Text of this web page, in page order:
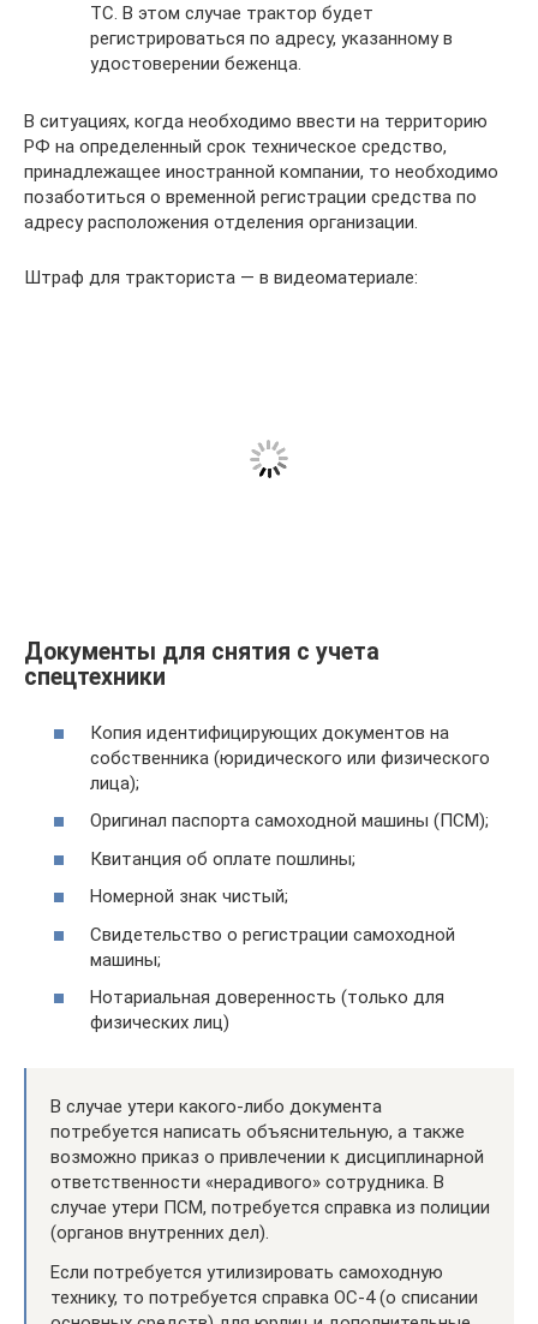
ТС. В этом случае трактор будет
регистрироваться по адресу, указанному в
удостоверении беженца.
В ситуациях, когда необходимо ввести на территорию
РФ на определенный срок техническое средство,
принадлежащее иностранной компании, то необходимо
позаботиться о временной регистрации средства по
адресу расположения отделения организации.
Штраф для тракториста — в видеоматериале:
Документы для снятия с учета
спецтехники
Копия идентифицирующих документов на
собственника (юридического или физического
лица);
Оригинал паспорта самоходной машины (ПСМ);
Квитанция об оплате пошлины;
Номерной знак чистый;
Свидетельство о регистрации самоходной
машины;
Нотариальная доверенность (только для
физических лиц)
В случае утери какого-либо документа
потребуется написать объяснительную, а также
возможно приказ о привлечении к дисциплинарной
ответственности «нерадивого» сотрудника. В
случае утери ПСМ, потребуется справка из полиции
(органов внутренних дел).
Если потребуется утилизировать самоходную
технику, то потребуется справка ОС-4 (о списании